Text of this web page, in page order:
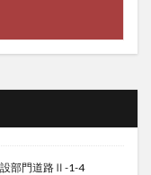
設部門道路Ⅱ-1-4